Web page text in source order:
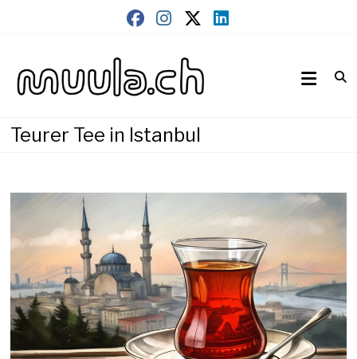
muula.ch
Teurer Tee in Istanbul